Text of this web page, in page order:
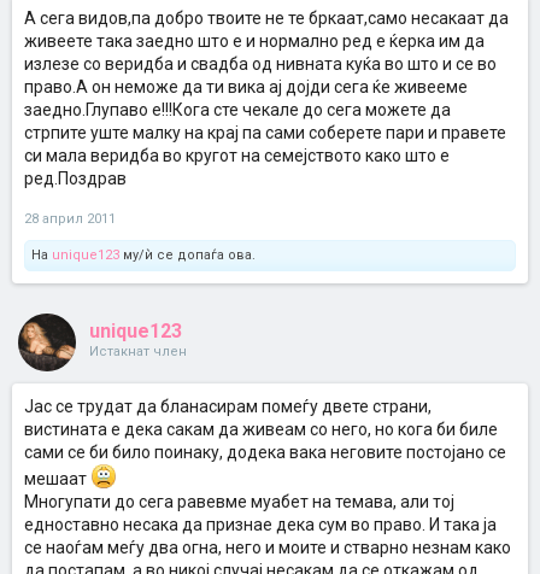
А сега видов,па добро твоите не те бркаат,само несакаат да
живеете така заедно што е и нормално ред е ќерка им да
излезе со веридба и свадба од нивната куќа во што и се во
право.А он неможе да ти вика ај дојди сега ќе живееме
заедно.Глупаво е!!!Кога сте чекале до сега можете да
стрпите уште малку на крај па сами соберете пари и правете
си мала веридба во кругот на семејството како што е
ред.Поздрав
28 април 2011
На unique123 му/ѝ се допаѓа ова.
unique123
Истакнат член
Јас се трудат да бланасирам помеѓу двете страни,
вистината е дека сакам да живеам со него, но кога би биле
сами се би било поинаку, додека вака неговите постојано се
мешаат
Многупати до сега равевме муабет на темава, али тој
едноставно несака да признае дека сум во право. И така ја
се наоѓам меѓу два огна, него и моите и стварно незнам како